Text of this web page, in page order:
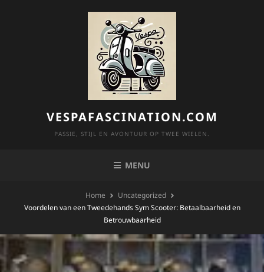
VESPAFASCINATION.COM
PASSIE, STIJL EN AVONTUUR OP TWEE WIELEN.
MENU
Home
Uncategorized
Voordelen van een Tweedehands Sym Scooter: Betaalbaarheid en
Betrouwbaarheid